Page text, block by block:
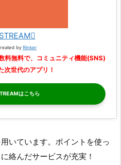
STREAM
by Rinker
料無料で、コミュニティ機能(SNS)
次世代のアプリ！
いています。ポイントを使っ
絡んだサービスが充実！